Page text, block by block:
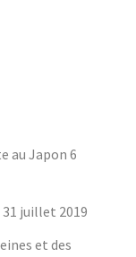
au Japon 6
31 juillet 2019
et des